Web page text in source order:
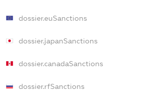
dossier.euSanctions
dossier.japanSanctions
dossier.canadaSanctions
dossier.rfSanctions